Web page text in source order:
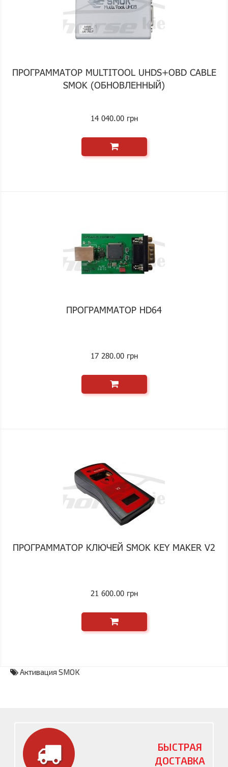
ПРОГРАММАТОР MULTITOOL UHDS+OBD CABLE
SMOK (ОБНОВЛЕННЫЙ)
14 040.00 грн
ПРОГРАММАТОР HD64
17 280.00 грн
ПРОГРАММАТОР КЛЮЧЕЙ SMOK KEY MAKER V2
21 600.00 грн
Активация SMOK
БЫСТРАЯ
ДОСТАВКА